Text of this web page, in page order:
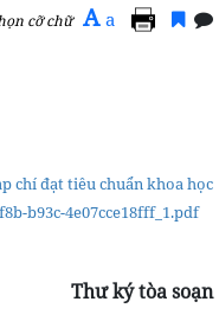
cỡ chữ A a
chí đạt tiêu chuẩn khoa học
b93c-4e07cce18fff_1.pdf
Thư ký tòa soạn